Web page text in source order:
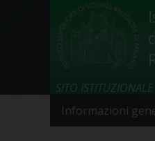
SITO ISTITUZIONALE
Informazioni